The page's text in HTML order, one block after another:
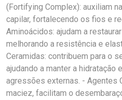
(Fortifying Complex): auxiliam
capilar, fortalecendo os fios e
Aminoácidos: ajudam a
melhorando a resistência e
Ceramidas: contribuem para o
ajudando a manter a
agressões externas. - Agentes
maciez, facilitam o